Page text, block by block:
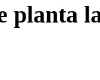
planta